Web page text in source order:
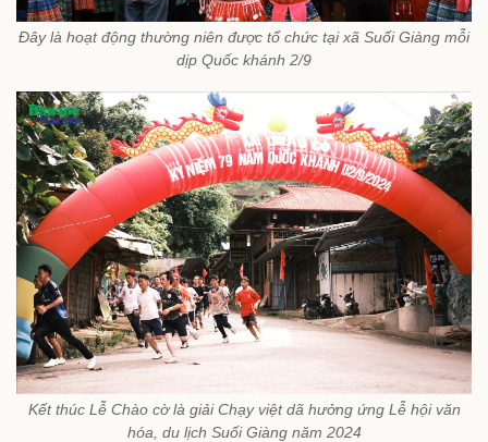
Đây là hoạt động thường niên được tổ chức tại xã Suối Giàng mỗi
dịp Quốc khánh 2/9
Kết thúc Lễ Chào cờ là giải Chạy việt dã hưởng ứng Lễ hội văn
hóa, du lịch Suối Giàng năm 2024